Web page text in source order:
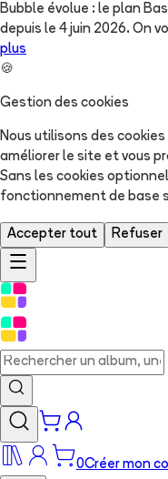
Bubble évolue : le plan
depuis le 4 juin 2026. On
plus
🍪
Gestion des cookies
Nous utilisons des
améliorer le site et vous
Sans les cookies
fonctionnement de base
Accepter tout Refuser
0Créer mon